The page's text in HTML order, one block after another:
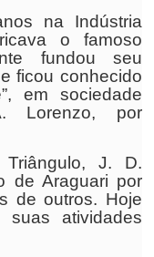
na Indústria
o famoso
fundou seu
ficou conhecido
em sociedade
Lorenzo, por
J. D.
de Araguari por
de outros. Hoje
suas atividades